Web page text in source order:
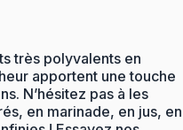
très polyvalents en
apportent une touche
N’hésitez pas à les
en marinade, en jus, en